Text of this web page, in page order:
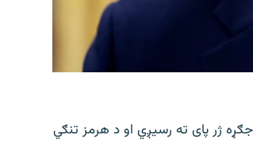
ژر پای ته رسیږي او د هرمز تنګي